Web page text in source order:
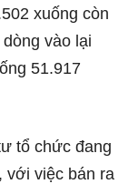
xuống còn
vào lại
51.917
tổ chức đang
với việc bán ra